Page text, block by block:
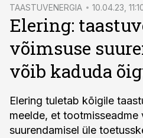
TAASTUVENERGIA 10.04.23,
Elering:
võimsuse
võib kaduda
Elering tuletab kõigile
meelde, et tootmisseadme
suurendamisel üle